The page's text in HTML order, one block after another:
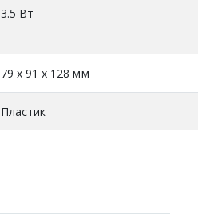
3.5 Вт
79 х 91 х 128 мм
Пластик